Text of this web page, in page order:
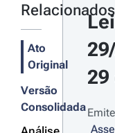
Relacionados
Ato
Original
Versão
Consolidada
29